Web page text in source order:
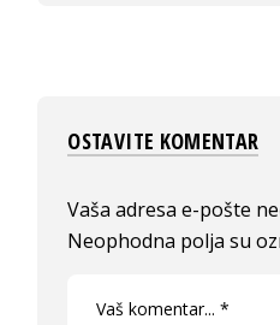
OSTAVITE KOMENTAR
Vaša adresa e-pošte
Neophodna polja su